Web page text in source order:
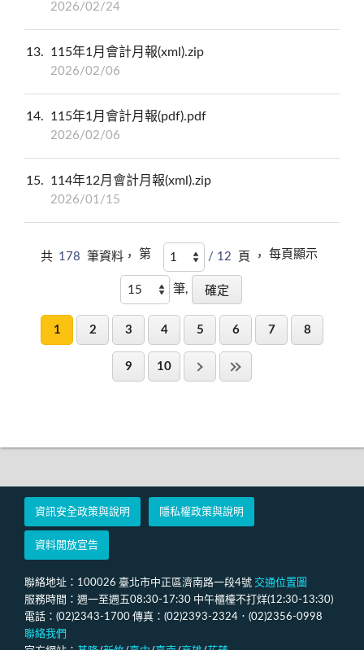
2026/02/24
13 115年1月會計月報(xml).zip
2026/02/06
14 115年1月會計月報(pdf).pdf
2026/02/06
15 114年12月會計月報(xml).zip
2026/01/15
共 178 筆資料， 第 / 12 頁 ， 每頁顯示
筆,
1 2 3 4 5 6 7 8
9 10
資訊安全政策與說明 隱私權政策與說明
資料開放宣告
聯絡地址：100026 臺北市中正區濟南路一段4號 交通位置圖
服務時間：週一至週五08:30-17:30 中午櫃檯不打烊(12:30-13:30)
電話：(02)2343-1700 傳真：(02)2393-2324．(02)2356-0998
聯絡我們